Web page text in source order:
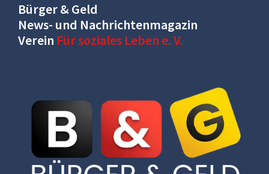
Bürger & Geld
News- und Nachrichtenmagazin
Verein Für soziales Leben e. V.